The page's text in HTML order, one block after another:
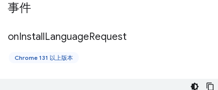
事件
onInstallLanguageRequest
Chrome 131 以上版本